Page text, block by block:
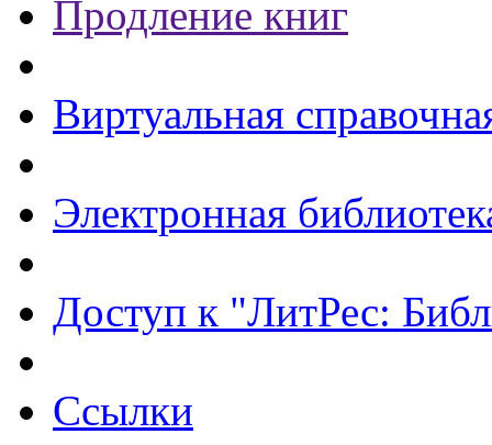
Продление книг
Виртуальная
Электронная
Доступ к "ЛитРес:
Ссылки